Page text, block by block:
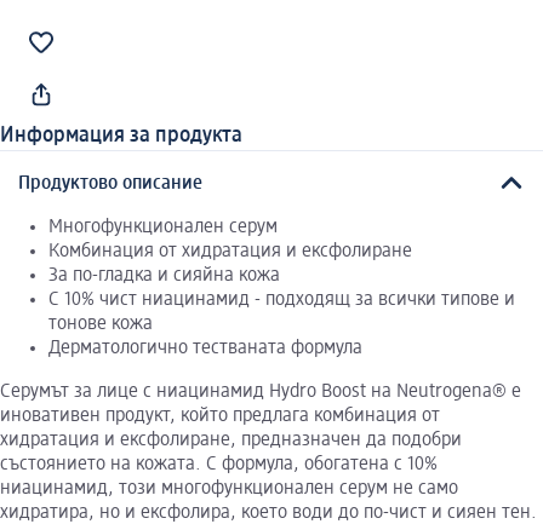
Информация за продукта
Продуктово описание
Многофункционален серум
Комбинация от хидратация и ексфолиране
За по-гладка и сияйна кожа
С 10% чист ниацинамид - подходящ за всички типове и
тонове кожа
Дерматологично тестваната формула
Серумът за лице с ниацинамид Hydro Boost на Neutrogena® е
иновативен продукт, който предлага комбинация от
хидратация и ексфолиране, предназначен да подобри
състоянието на кожата. С формула, обогатена с 10%
ниацинамид, този многофункционален серум не само
хидратира, но и ексфолира, което води до по-чист и сияен тен.